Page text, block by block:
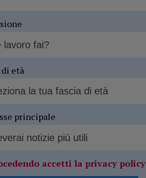
di età
principale
accetti la privacy policy